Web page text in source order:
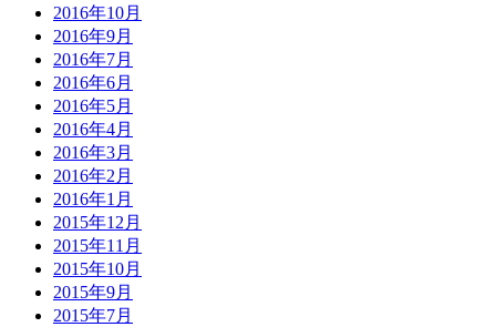
2016年10月
2016年9月
2016年7月
2016年6月
2016年5月
2016年4月
2016年3月
2016年2月
2016年1月
2015年12月
2015年11月
2015年10月
2015年9月
2015年7月